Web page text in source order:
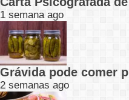
1 semana ago
Grávida pode comer
2 semanas ago